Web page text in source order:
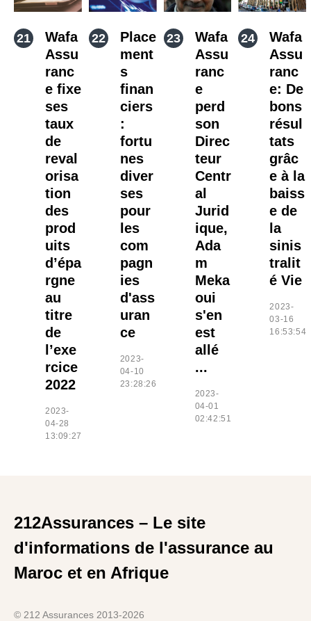
Wafa
Assu
ranc
e fixe
ses
taux
de
reval
orisa
tion
des
prod
uits
d’épa
rgne
au
titre
de
l’exe
rcice
2022
2023-
04-28
13:09:27
Place
ment
s
finan
ciers
:
fortu
nes
diver
ses
pour
les
com
pagn
ies
d'ass
uran
ce
2023-
04-10
23:28:26
Wafa
Assu
ranc
e
perd
son
Direc
teur
Centr
al
Jurid
ique,
Ada
m
Meka
oui
s'en
est
allé
...
2023-
04-01
02:42:51
Wafa
Assu
ranc
e: De
bons
résul
tats
grâc
e à la
baiss
e de
la
sinis
tralit
é Vie
2023-
03-16
16:53:54
212Assurances – Le site
d'informations de l'assurance au
Maroc et en Afrique
© 212 Assurances 2013-2026